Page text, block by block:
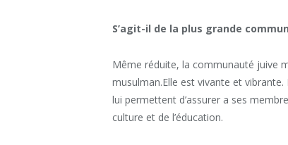
S’agit-il de la plus grande
Même réduite, la communauté juive
musulman.Elle est vivante et
lui permettent d’assurer a ses
culture et de l’éducation.